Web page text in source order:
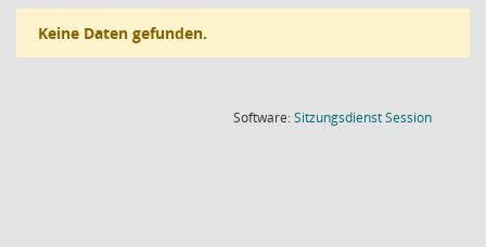
Keine Daten gefunden.
Software:SitzungsdienstSession(Wird in